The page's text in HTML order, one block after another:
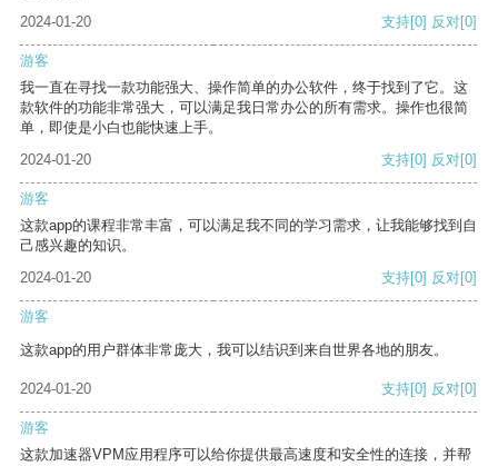
2024-01-20
支持[0] 反对[0]
游客
我一直在寻找一款功能强大、操作简单的办公软件，终于找到了它。这
款软件的功能非常强大，可以满足我日常办公的所有需求。操作也很简
单，即使是小白也能快速上手。
2024-01-20
支持[0] 反对[0]
游客
这款app的课程非常丰富，可以满足我不同的学习需求，让我能够找到自
己感兴趣的知识。
2024-01-20
支持[0] 反对[0]
游客
这款app的用户群体非常庞大，我可以结识到来自世界各地的朋友。
2024-01-20 支持[0] 反对[0]
游客
这款加速器VPM应用程序可以给你提供最高速度和安全性的连接，并帮